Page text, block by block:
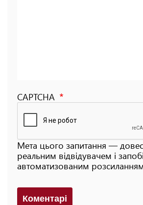
CAPTCHA
Мета цього запитання —
реальним відвідувачем і
автоматизованим
Коментарi